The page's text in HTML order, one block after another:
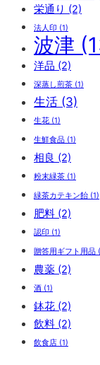
栄通り (2)
法人印 (1)
波津
洋品 (2)
深蒸し煎茶 (1)
生活 (3)
生花 (1)
生鮮食品 (1)
相良 (2)
粉末緑茶 (1)
緑茶カテキン飴 (1)
肥料 (2)
認印 (1)
贈答用ギフト用品
農薬 (2)
酒 (1)
鉢花 (2)
飲料 (2)
飲食店 (1)